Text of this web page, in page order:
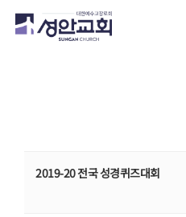
2019-20 전국 성경퀴즈대회